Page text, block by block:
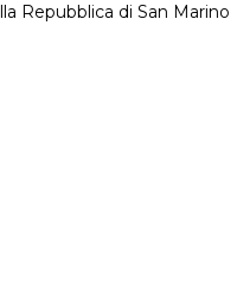
Repubblica di San Marino